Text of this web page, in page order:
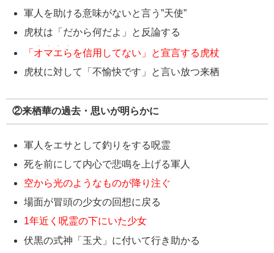
軍人を助ける意味がないと言う”天使”
虎杖は「だから何だよ」と反論する
「 オマエら
・・・・
を信用してない」と宣言する虎杖
虎杖に対して「不愉快です」と言い放つ来栖
②来栖華の過去・思いが明らかに
軍人をエサとして釣りをする呪霊
死を前にして内心で悲鳴を上げる軍人
空から光のようなものが降り注ぐ
場面が冒頭の少女の回想に戻る
1年近く呪霊の下にいた少女
伏黒の式神「玉犬」に付いて行き助かる